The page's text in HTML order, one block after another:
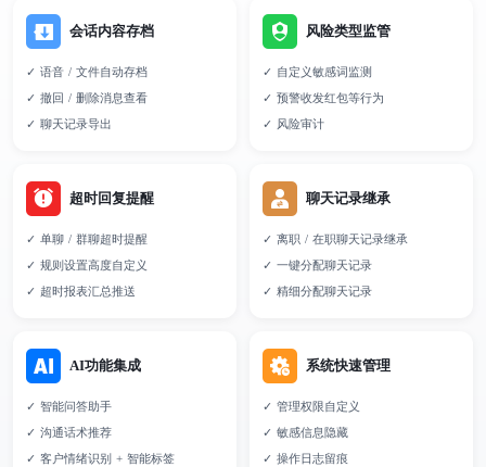
会话内容存档
✓ 语音 / 文件自动存档
✓ 撤回 / 删除消息查看
✓ 聊天记录导出
风险类型监管
✓ 自定义敏感词监测
✓ 预警收发红包等行为
✓ 风险审计
超时回复提醒
✓ 单聊 / 群聊超时提醒
✓ 规则设置高度自定义
✓ 超时报表汇总推送
聊天记录继承
✓ 离职 / 在职聊天记录继承
✓ 一键分配聊天记录
✓ 精细分配聊天记录
AI功能集成
✓ 智能问答助手
✓ 沟通话术推荐
✓ 客户情绪识别 + 智能标签
系统快速管理
✓ 管理权限自定义
✓ 敏感信息隐藏
✓ 操作日志留痕